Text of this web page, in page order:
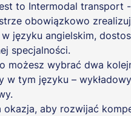
to Intermodal transport
obowiązkowo
języku angielskim,
specjalności.
możesz wybrać dwa
w tym języku –
okazja, aby rozwijać